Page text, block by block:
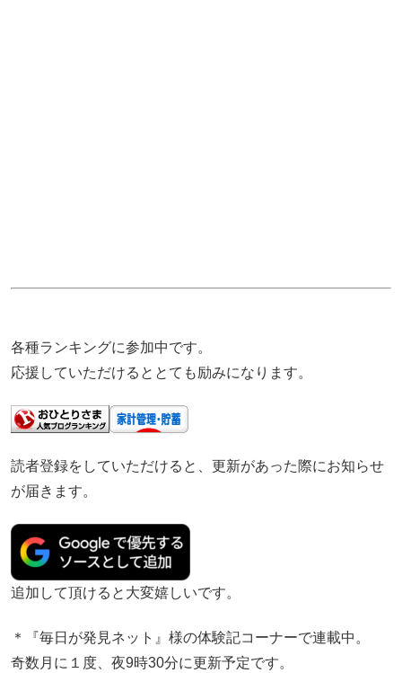
各種ランキングに参加中です。
応援していただけるととても励みになります。
読者登録をしていただけると、更新があった際にお知らせ
が届きます。
追加して頂けると大変嬉しいです。
＊『毎日が発見ネット』様の体験記コーナーで連載中。
奇数月に１度、夜9時30分に更新予定です。